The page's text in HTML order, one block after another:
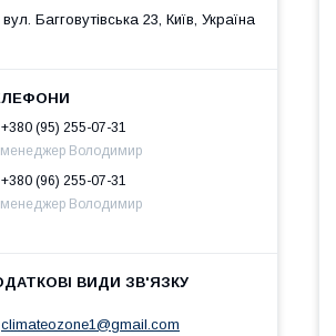
вул. Багговутівська 23, Київ, Україна
+380 (95) 255-07-31
менеджер Володимир
+380 (96) 255-07-31
менеджер Володимир
climateozone1@gmail.com